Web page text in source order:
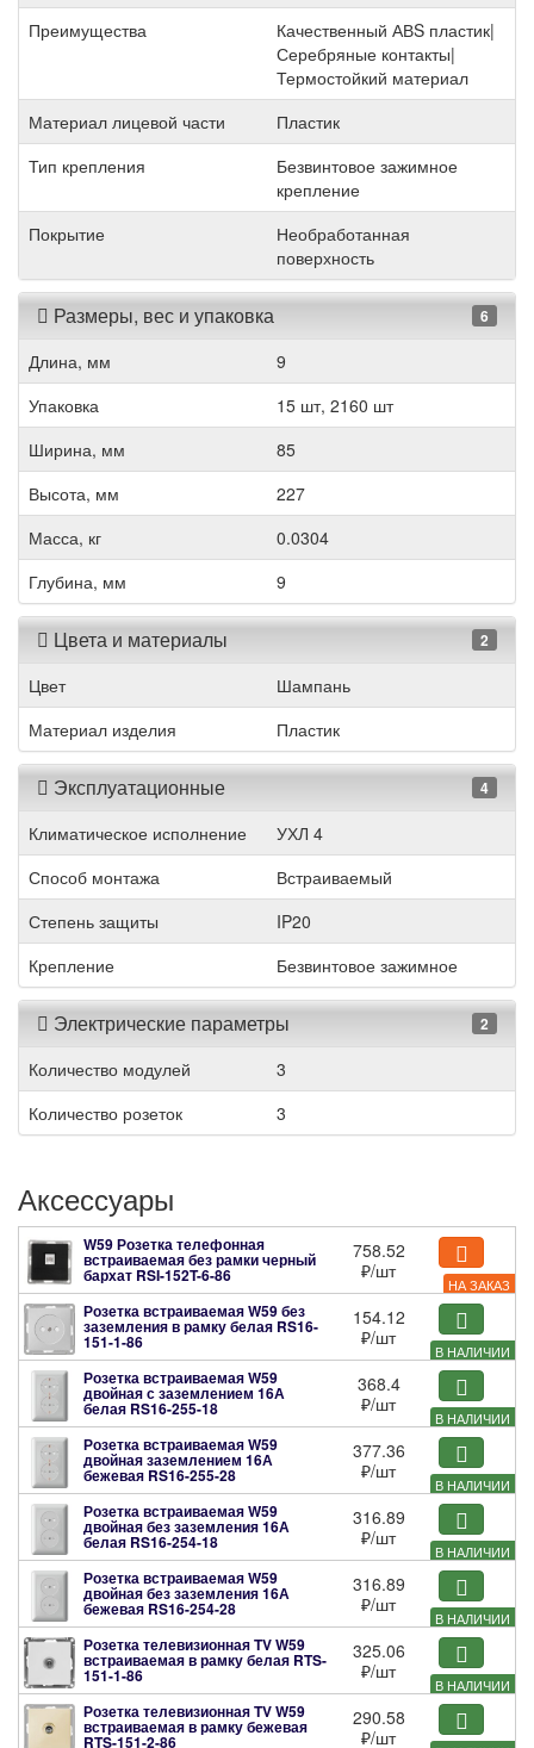
Преимущества
Качественный АВS пластик|
Серебряные контакты|
Термостойкий материал
Материал лицевой части
Пластик
Тип крепления
Безвинтовое зажимное
крепление
Покрытие
Необработанная
поверхность
Размеры, вес и упаковка 6
Длина, мм
9
Упаковка
15 шт, 2160 шт
Ширина, мм
85
Высота, мм
227
Масса, кг
0.0304
Глубина, мм
9
Цвета и материалы 2
Цвет
Шампань
Материал изделия
Пластик
Эксплуатационные 4
Климатическое исполнение
УХЛ 4
Способ монтажа
Встраиваемый
Степень защиты
IP20
Крепление
Безвинтовое зажимное
Электрические параметры 2
Количество модулей
3
Количество розеток
3
Аксессуары
НА ЗАКАЗ
W59 Розетка телефонная
встраиваемая без рамки черный
бархат RSI-152T-6-86
758.52
₽/шт
В НАЛИЧИИ
Розетка встраиваемая W59 без
заземления в рамку белая RS16-
151-1-86
154.12
₽/шт
В НАЛИЧИИ
Розетка встраиваемая W59
двойная с заземлением 16А
белая RS16-255-18
368.4
₽/шт
В НАЛИЧИИ
Розетка встраиваемая W59
двойная заземлением 16А
бежевая RS16-255-28
377.36
₽/шт
В НАЛИЧИИ
Розетка встраиваемая W59
двойная без заземления 16А
белая RS16-254-18
316.89
₽/шт
В НАЛИЧИИ
Розетка встраиваемая W59
двойная без заземления 16А
бежевая RS16-254-28
316.89
₽/шт
В НАЛИЧИИ
Розетка телевизионная TV W59
встраиваемая в рамку белая RTS-
151-1-86
325.06
₽/шт
Розетка телевизионная TV W59
встраиваемая в рамку бежевая
RTS-151-2-86
290.58
₽/шт